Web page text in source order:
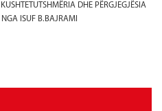
DHE PËRGJEGJËSIA
NGA ISUF B.BAJRAMI